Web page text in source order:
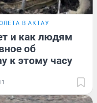
В АКТАУ
и как людям
об
к этому часу